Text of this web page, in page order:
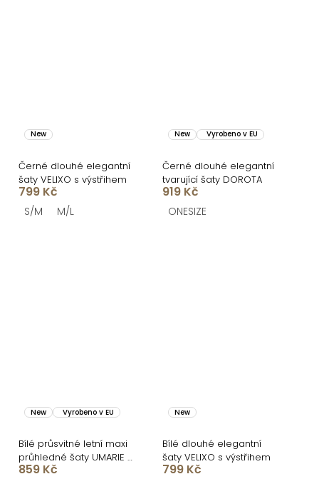
New
Černé dlouhé elegantní
šaty VELIXO s výstřihem
799 Kč
S/M M/L
New Vyrobeno v EU
Černé dlouhé elegantní
tvarující šaty DOROTA
919 Kč
ONESIZE
New Vyrobeno v EU
Bílé průsvitné letní maxi
průhledné šaty UMARIE s
dlouhým rukávem
859 Kč
New
Bílé dlouhé elegantní
šaty VELIXO s výstřihem
799 Kč